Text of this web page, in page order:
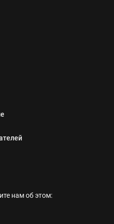
нам об этом: